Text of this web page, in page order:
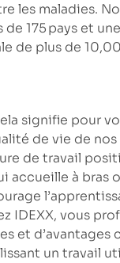
les maladies.
175 pays et
de plus de
signifie pour
de vie de
de travail
accueille à bras
IDEXX, vous
et
un travail